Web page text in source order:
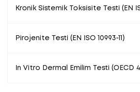
Kronik Sistemik Toksisite Testi (EN
Pirojenite Testi (EN ISO 10993-11)
In Vitro Dermal Emilim Testi (OECD